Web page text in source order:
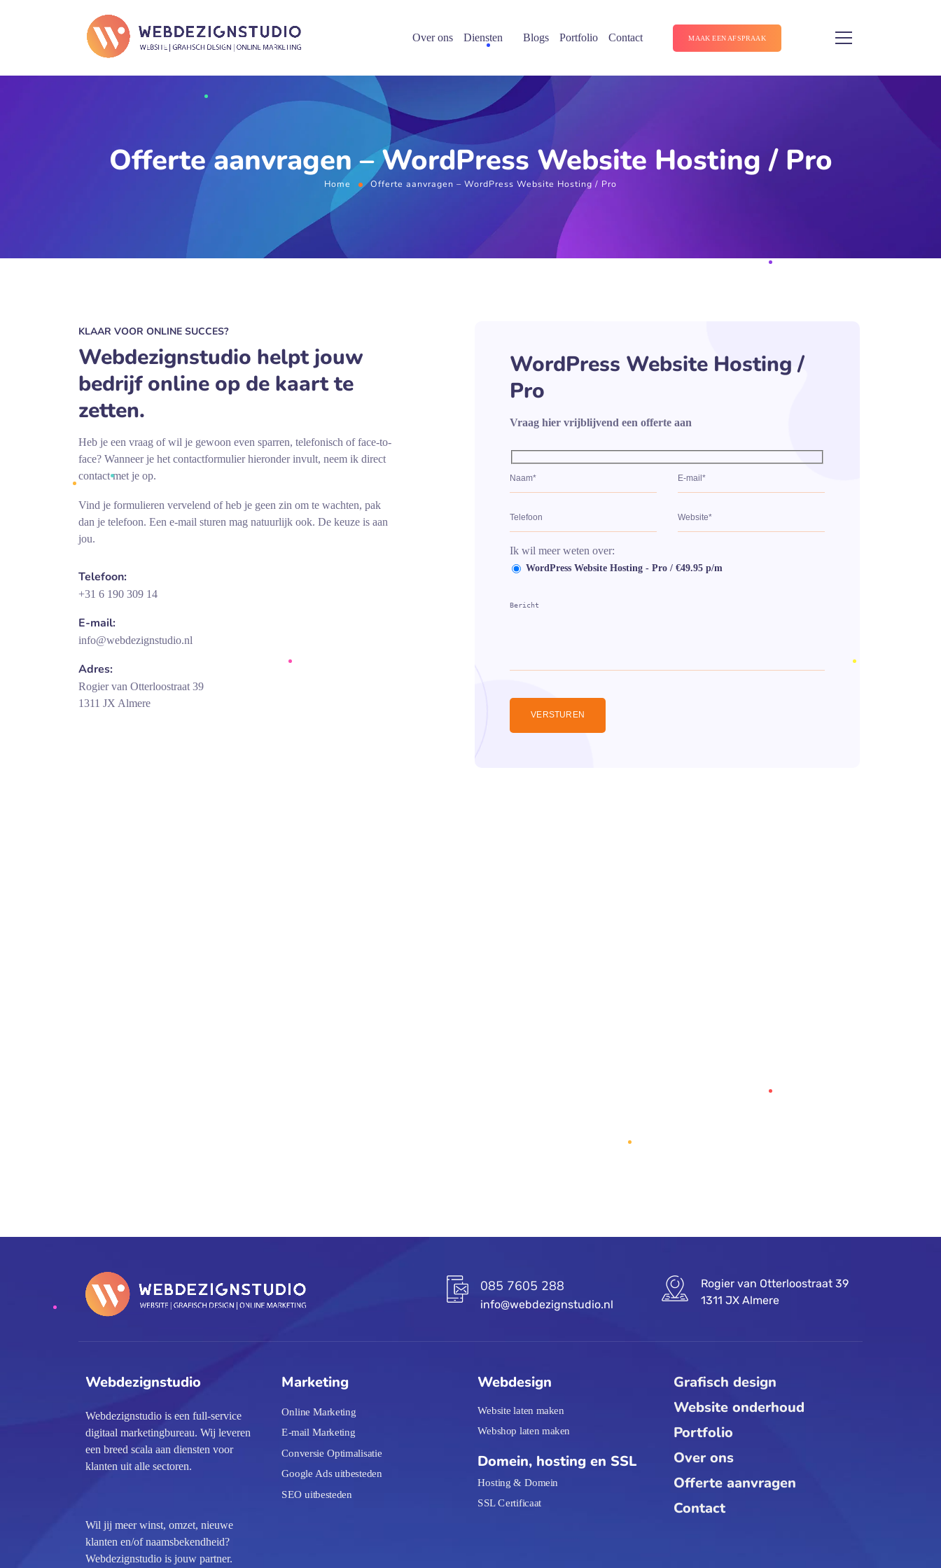
Over ons Diensten Blogs Portfolio Contact MAAK EEN AFSPRAAK
Offerte aanvragen – WordPress Website Hosting / Pro
Home Offerte aanvragen – WordPress Website Hosting / Pro
KLAAR VOOR ONLINE SUCCES?
Webdezignstudio helpt jouw
bedrijf online op de kaart te
zetten.
Heb je een vraag of wil je gewoon even sparren, telefonisch of face-to-
face? Wanneer je het contactformulier hieronder invult, neem ik direct
contact met je op.
Vind je formulieren vervelend of heb je geen zin om te wachten, pak
dan je telefoon. Een e-mail sturen mag natuurlijk ook. De keuze is aan
jou.
Telefoon:
+31 6 190 309 14
E-mail:
info@webdezignstudio.nl
Adres:
Rogier van Otterloostraat 39
1311 JX Almere
WordPress Website Hosting /
Pro
Vraag hier vrijblijvend een offerte aan
Ik wil meer weten over:
WordPress Website Hosting - Pro / €49.95 p/m
085 7605 288
info@webdezignstudio.nl
Rogier van Otterloostraat 39
1311 JX Almere
Webdezignstudio
Webdezignstudio is een full-service
digitaal marketingbureau. Wij leveren
een breed scala aan diensten voor
klanten uit alle sectoren.
Wil jij meer winst, omzet, nieuwe
klanten en/of naamsbekendheid?
Webdezignstudio is jouw partner.
Marketing
Online Marketing
E-mail Marketing
Conversie Optimalisatie
Google Ads uitbesteden
SEO uitbesteden
Webdesign
Website laten maken
Webshop laten maken
Domein, hosting en SSL
Hosting & Domein
SSL Certificaat
Grafisch design
Website onderhoud
Portfolio
Over ons
Offerte aanvragen
Contact